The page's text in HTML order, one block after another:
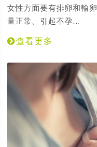
女性方面要有排卵和輸
量正常。引起不孕...
查看更多